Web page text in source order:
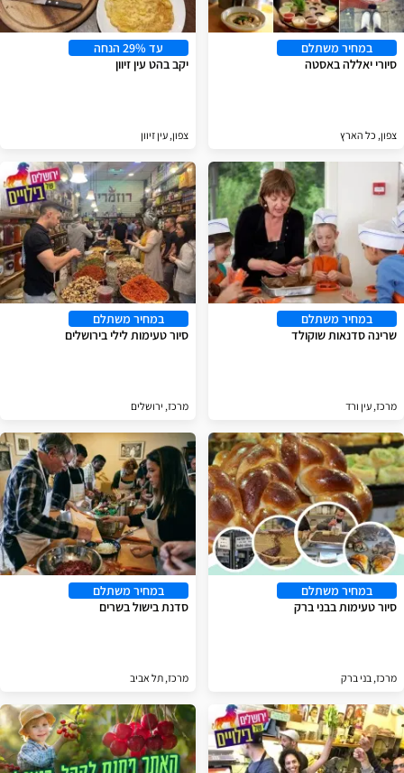
במחיר משתלם
סיורי יאללה באסטה
צפון, כל הארץ
עד 29% הנחה
יקב בהט עין זיוון
צפון, עין זיוון
במחיר משתלם
שרינה סדנאות שוקולד
מרכז, עין ורד
במחיר משתלם
סיור טעימות לילי בירושלים
מרכז, ירושלים
במחיר משתלם
סיור טעימות בבני ברק
מרכז, בני ברק
במחיר משתלם
סדנת בישול בשרים
מרכז, תל אביב